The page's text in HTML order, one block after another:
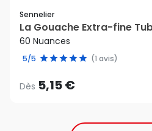
Sennelier
La Gouache Extra-fine
60 Nuances
5/5 (1 avis)
Dès 5,15 €